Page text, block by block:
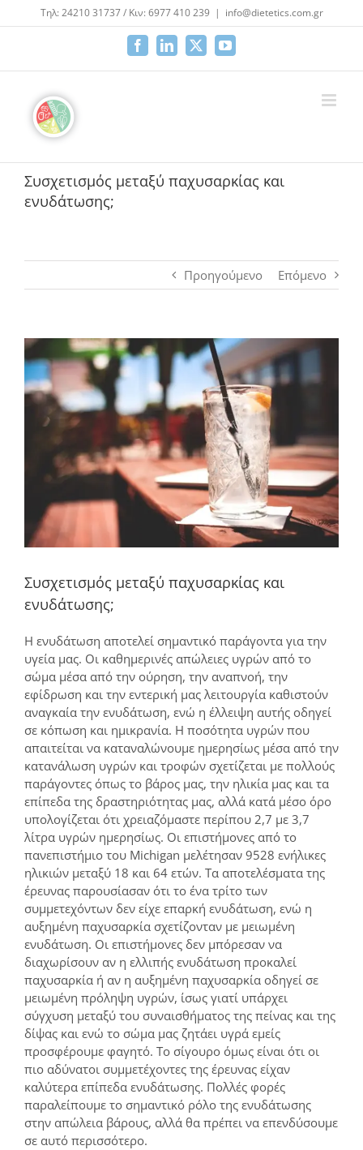
Μετάβαση
στο
Τηλ: 24210 31737 / Κιν: 6977 410 239 | info@dietetics.com.gr
FacebookLinkedIn
X YouTube
Συσχετισμός μεταξύ παχυσαρκίας και
ενυδάτωσης;
Προηγούμενο Επόμενο
Προβολή
μεγαλύτερης
εικόνας
Συσχετισμός μεταξύ παχυσαρκίας και
ενυδάτωσης;
Η ενυδάτωση αποτελεί σημαντικό παράγοντα για την
υγεία μας. Οι καθημερινές απώλειες υγρών από το
σώμα μέσα από την ούρηση, την αναπνοή, την
εφίδρωση και την εντερική μας λειτουργία καθιστούν
αναγκαία την ενυδάτωση, ενώ η έλλειψη αυτής οδηγεί
σε κόπωση και ημικρανία. Η ποσότητα υγρών που
απαιτείται να καταναλώνουμε ημερησίως μέσα από την
κατανάλωση υγρών και τροφών σχετίζεται με πολλούς
παράγοντες όπως το βάρος μας, την ηλικία μας και τα
επίπεδα της δραστηριότητας μας, αλλά κατά μέσο όρο
υπολογίζεται ότι χρειαζόμαστε περίπου 2,7 με 3,7
λίτρα υγρών ημερησίως. Οι επιστήμονες από το
πανεπιστήμιο του Michigan μελέτησαν 9528 ενήλικες
ηλικιών μεταξύ 18 και 64 ετών. Τα αποτελέσματα της
έρευνας παρουσίασαν ότι το ένα τρίτο των
συμμετεχόντων δεν είχε επαρκή ενυδάτωση, ενώ η
αυξημένη παχυσαρκία σχετίζονταν με μειωμένη
ενυδάτωση. Οι επιστήμονες δεν μπόρεσαν να
διαχωρίσουν αν η ελλιπής ενυδάτωση προκαλεί
παχυσαρκία ή αν η αυξημένη παχυσαρκία οδηγεί σε
μειωμένη πρόληψη υγρών, ίσως γιατί υπάρχει
σύγχυση μεταξύ του συναισθήματος της πείνας και της
δίψας και ενώ το σώμα μας ζητάει υγρά εμείς
προσφέρουμε φαγητό. Το σίγουρο όμως είναι ότι οι
πιο αδύνατοι συμμετέχοντες της έρευνας είχαν
καλύτερα επίπεδα ενυδάτωσης. Πολλές φορές
παραλείπουμε το σημαντικό ρόλο της ενυδάτωσης
στην απώλεια βάρους, αλλά θα πρέπει να επενδύσουμε
σε αυτό περισσότερο.